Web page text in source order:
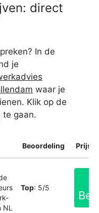
direct
In de
je
waar je
Klik op de
te gaan.
Beoordeling
Top: 5/5